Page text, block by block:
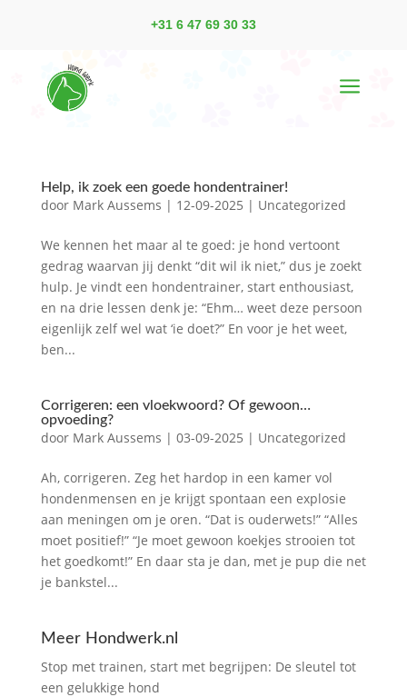
+31 6 47 69 30 33
a
Help, ik zoek een goede hondentrainer!
door Mark Aussems | 12-09-2025 | Uncategorized
We kennen het maar al te goed: je hond vertoont
gedrag waarvan jij denkt “dit wil ik niet,” dus je zoekt
hulp. Je vindt een hondentrainer, start enthousiast,
en na drie lessen denk je: “Ehm… weet deze persoon
eigenlijk zelf wel wat ‘ie doet?” En voor je het weet,
ben...
Corrigeren: een vloekwoord? Of gewoon…
opvoeding?
door Mark Aussems | 03-09-2025 | Uncategorized
Ah, corrigeren. Zeg het hardop in een kamer vol
hondenmensen en je krijgt spontaan een explosie
aan meningen om je oren. “Dat is ouderwets!” “Alles
moet positief!” “Je moet gewoon koekjes strooien tot
het goedkomt!” En daar sta je dan, met je pup die net
je bankstel...
Meer Hondwerk.nl
Stop met trainen, start met begrijpen: De sleutel tot
een gelukkige hond